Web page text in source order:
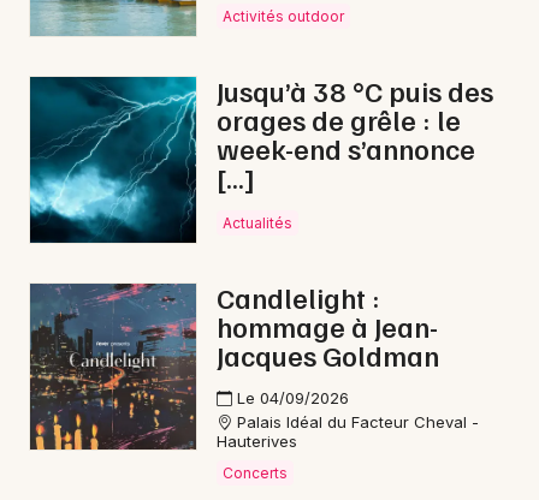
Newsletter des sorties
Artistes en tournée
Actus à Die
Magazine à Die
Choisir mes départements
Activités outdoor
Jusqu’à 38 °C puis des
orages de grêle : le
week-end s’annonce
[…]
Actualités
Candlelight :
hommage à Jean-
Jacques Goldman
Le 04/09/2026
Palais Idéal du Facteur Cheval -
Hauterives
Concerts